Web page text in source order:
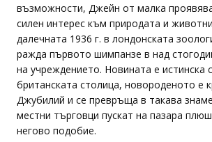
възможности, Джейн от малка
силен интерес към природата и
далечната 1936 г. в лондонската
ражда първото шимпанзе в над
на учреждението. Новината е истинска
британската столица, новороденото е
Джубилий и се превръща в такава
местни търговци пускат на пазара
негово подобие.